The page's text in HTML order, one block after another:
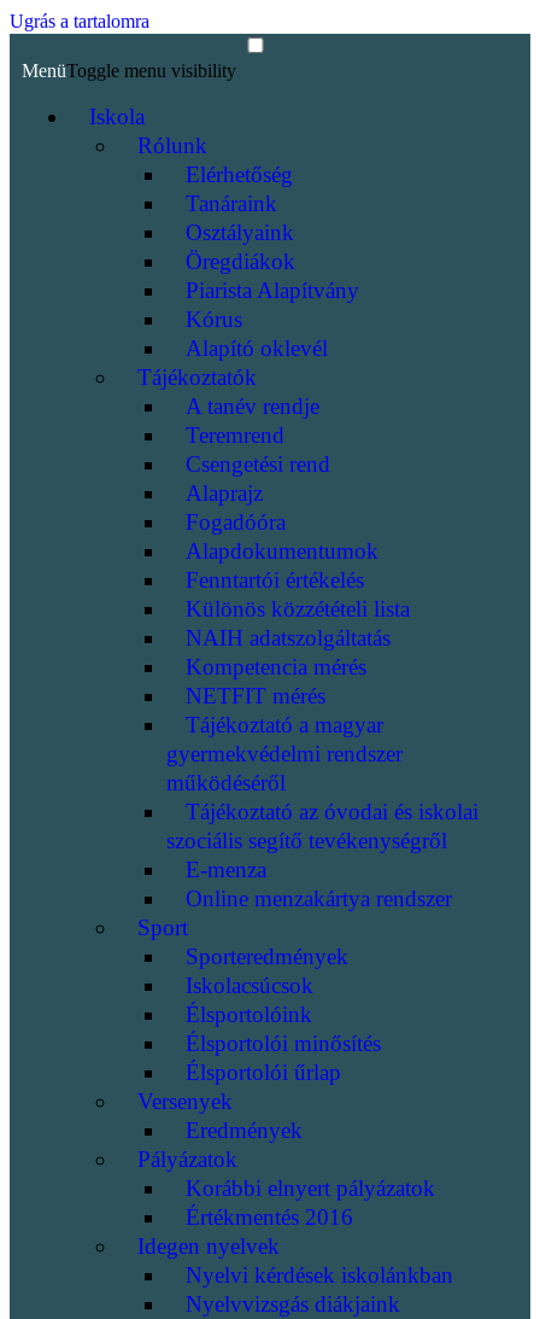
Ugrás a tartalomra
MenüToggle menu visibility
Iskola
Rólunk
Elérhetőség
Tanáraink
Osztályaink
Öregdiákok
Piarista Alapítvány
Kórus
Alapító oklevél
Tájékoztatók
A tanév rendje
Teremrend
Csengetési rend
Alaprajz
Fogadóóra
Alapdokumentumok
Fenntartói értékelés
Különös közzétételi lista
NAIH adatszolgáltatás
Kompetencia mérés
NETFIT mérés
Tájékoztató a magyar
gyermekvédelmi rendszer
működéséről
Tájékoztató az óvodai és iskolai
szociális segítő tevékenységről
E-menza
Online menzakártya rendszer
Sport
Sporteredmények
Iskolacsúcsok
Élsportolóink
Élsportolói minősítés
Élsportolói űrlap
Versenyek
Eredmények
Pályázatok
Korábbi elnyert pályázatok
Értékmentés 2016
Idegen nyelvek
Nyelvi kérdések iskolánkban
Nyelvvizsgás diákjaink